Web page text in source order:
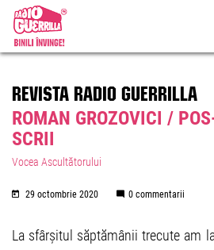
REVISTA RADIO GUERRILLA
ROMAN GROZOVICI /
SCRII
Vocea Ascultătorului
29 octombrie 2020 0 commentarii
La sfârșitul săptămânii trecute am